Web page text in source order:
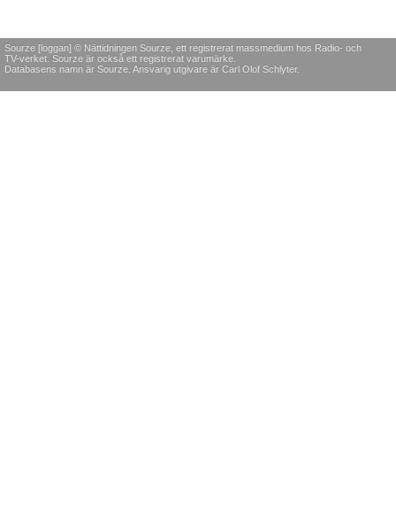
Sourze [loggan] © Nättidningen Sourze, ett registrerat massmedium hos Radio- och
TV-verket. Sourze är också ett registrerat varumärke.
Databasens namn är Sourze. Ansvarig utgivare är Carl Olof Schlyter.